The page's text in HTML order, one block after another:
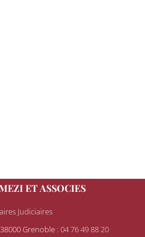
ET ASSOCIES
Judiciaires
Grenoble : 04 76 49 88 20